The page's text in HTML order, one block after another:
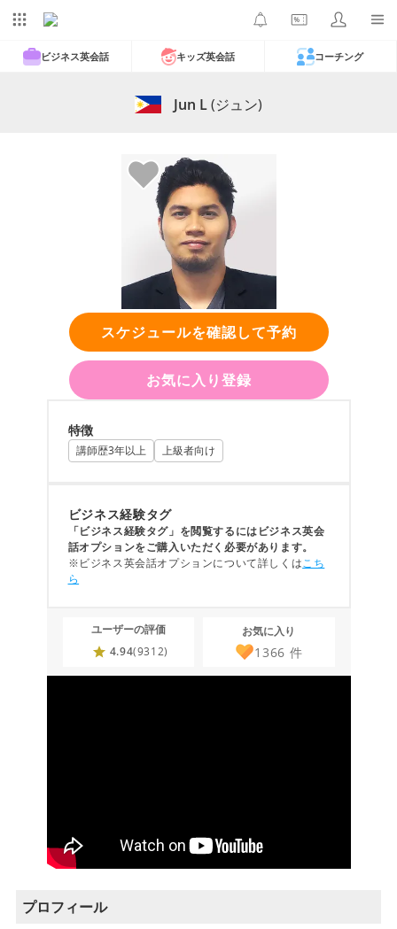
ビジネス英会話 キッズ英会話 コーチング
Jun L(ジュン)
スケジュールを確認して予約
お気に入り登録
特徴
講師歴3年以上 上級者向け
ビジネス経験タグ
「ビジネス経験タグ」を閲覧するにはビジネス英会
話オプションをご購入いただく必要があります。
※ビジネス英会話オプションについて詳しくはこち
ら
ユーザーの評価
4.94(9312)
お気に入り
1366 件
プロフィール